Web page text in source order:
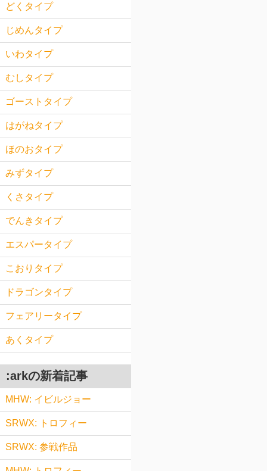
どくタイプ
じめんタイプ
いわタイプ
むしタイプ
ゴーストタイプ
はがねタイプ
ほのおタイプ
みずタイプ
くさタイプ
でんきタイプ
エスパータイプ
こおりタイプ
ドラゴンタイプ
フェアリータイプ
あくタイプ
:arkの新着記事
MHW: イビルジョー
SRWX: トロフィー
SRWX: 参戦作品